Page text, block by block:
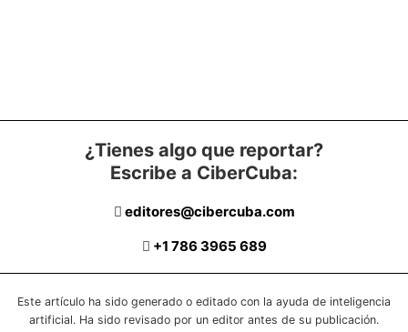
¿Tienes algo que reportar?
Escribe a CiberCuba:
editores@cibercuba.com
+1 786 3965 689
Este artículo ha sido generado o editado con la ayuda de inteligencia
artificial. Ha sido revisado por un editor antes de su publicación.